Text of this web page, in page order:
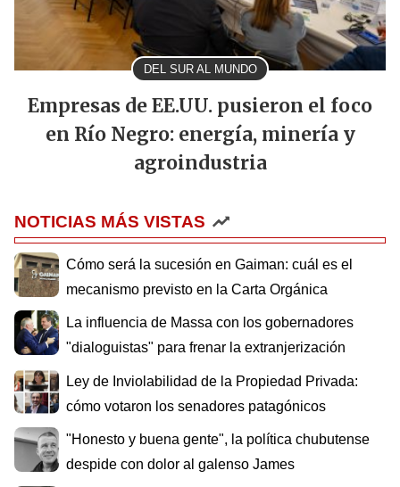
DEL SUR AL MUNDO
Empresas de EE.UU. pusieron el foco
en Río Negro: energía, minería y
agroindustria
NOTICIAS MÁS VISTAS
Cómo será la sucesión en Gaiman: cuál es el
mecanismo previsto en la Carta Orgánica
La influencia de Massa con los gobernadores
"dialoguistas" para frenar la extranjerización
Ley de Inviolabilidad de la Propiedad Privada:
cómo votaron los senadores patagónicos
"Honesto y buena gente", la política chubutense
despide con dolor al galenso James